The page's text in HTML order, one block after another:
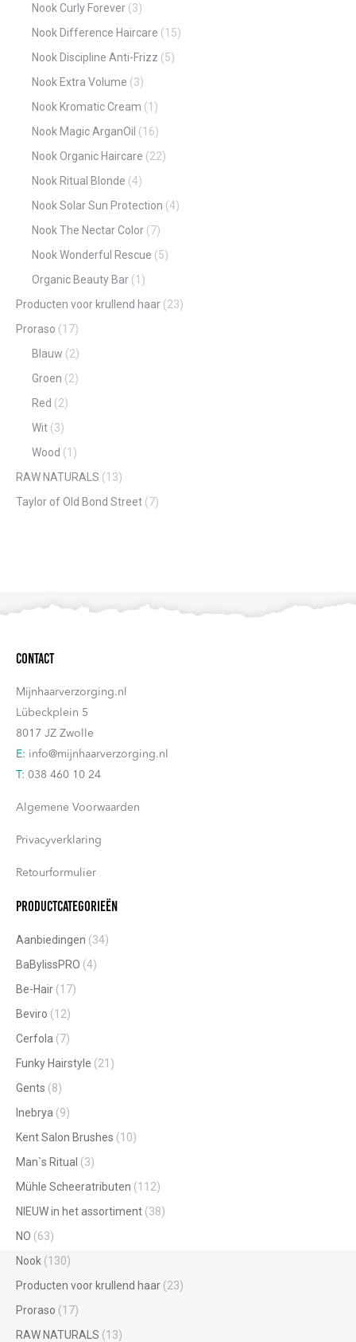
Nook Curly Forever (3)
Nook Difference Haircare (15)
Nook Discipline Anti-Frizz (5)
Nook Extra Volume (3)
Nook Kromatic Cream (1)
Nook Magic ArganOil (16)
Nook Organic Haircare (22)
Nook Ritual Blonde (4)
Nook Solar Sun Protection (4)
Nook The Nectar Color (7)
Nook Wonderful Rescue (5)
Organic Beauty Bar (1)
Producten voor krullend haar (23)
Proraso (17)
Blauw (2)
Groen (2)
Red (2)
Wit (3)
Wood (1)
RAW NATURALS (13)
Taylor of Old Bond Street (7)
Contact
Mijnhaarverzorging.nl
Lübeckplein 5
8017 JZ Zwolle
E: info@mijnhaarverzorging.nl
T: 038 460 10 24
Algemene Voorwaarden
Privacyverklaring
Retourformulier
Productcategorieën
Aanbiedingen (34)
BaBylissPRO (4)
Be-Hair (17)
Beviro (12)
Cerfola (7)
Funky Hairstyle (21)
Gents (8)
Inebrya (9)
Kent Salon Brushes (10)
Man`s Ritual (3)
Mühle Scheeratributen (112)
NIEUW in het assortiment (38)
NO (63)
Nook (130)
Producten voor krullend haar (23)
Proraso (17)
RAW NATURALS (13)